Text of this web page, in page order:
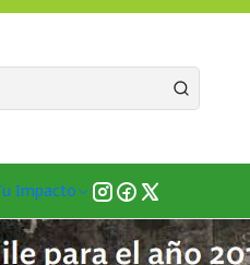
Impacto
nuestras vidas